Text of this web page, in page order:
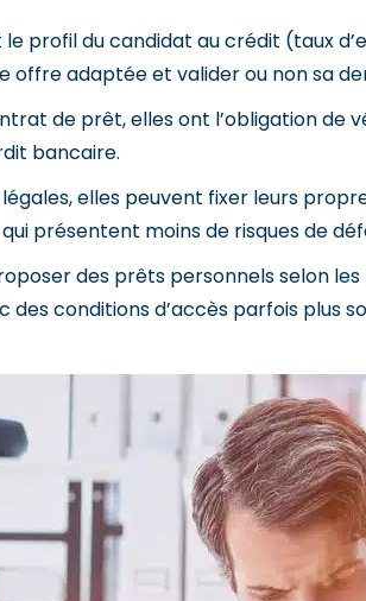
le profil du candidat au crédit (taux
offre adaptée et valider ou non sa
de prêt, elles ont l’obligation de
bancaire.
elles peuvent fixer leurs
présentent moins de risques de
des prêts personnels selon
conditions d’accès parfois plus